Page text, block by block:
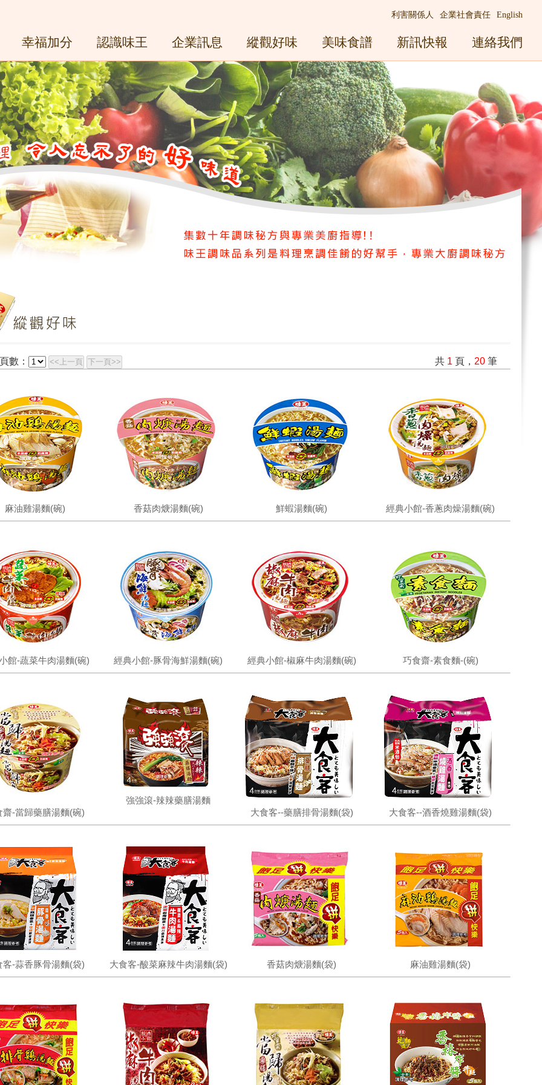
連絡我們
新訊快報
美味食譜
縱觀好味
企業訊息
認識味王
幸福加分
利害關係人 企業社會責任 English
數： <<上一頁 下一頁>> 共 1 頁， 20 筆
麻油雞湯麵(碗) 香菇肉焿湯麵(碗) 鮮蝦湯麵(碗) 經典小館-香蔥肉燥湯麵(碗)
館-蔬菜牛肉湯麵(碗) 經典小館-豚骨海鮮湯麵(碗) 經典小館-椒麻牛肉湯麵(碗) 巧食齋-素食麵-(碗)
齋-當歸藥膳湯麵(碗)
強強滾-辣辣藥膳湯麵
大食客--藥膳排骨湯麵(袋)
大食客--酒香燒雞湯麵(袋)
客-蒜香豚骨湯麵(袋) 大食客-酸菜麻辣牛肉湯麵(袋) 香菇肉焿湯麵(袋) 麻油雞湯麵(袋)